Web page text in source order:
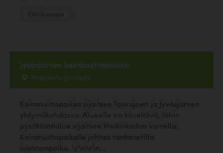
Jyväsjärven koiranuittopaikka
Heikinkatu, Jyväskylä
Koiranuittopaikka sijaitsee Tourujoen ja Jyväsjärven
yhtymäkohdassa. Alueelle on käveltävä, lähin
pysäköintialue sijaitsee Heikinkadun varrella.
Koiranuittopaikalle johtaa rantaraitilta
luonnonpolku. \r\n\r\n...